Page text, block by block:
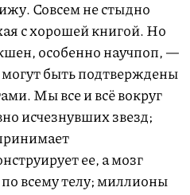
Совсем не стыдно
с хорошей книгой. Но
особенно научпоп, —
могут быть подтверждены
Мы все и всё вокруг
исчезнувших звезд;
ее, а мозг
всему телу; миллионы